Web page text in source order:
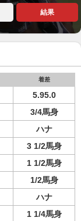
結果
着差
5.95.0
3/4馬身
ハナ
3 1/2馬身
1 1/2馬身
1/2馬身
ハナ
1 1/4馬身